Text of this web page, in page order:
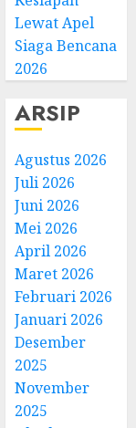
Lewat Apel
Siaga Bencana
2026
ARSIP
Agustus 2026
Juli 2026
Juni 2026
Mei 2026
April 2026
Maret 2026
Februari 2026
Januari 2026
Desember
2025
November
2025